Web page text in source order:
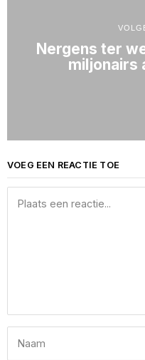
Nergens ter
miljonairs
VOEG EEN REACTIE TOE